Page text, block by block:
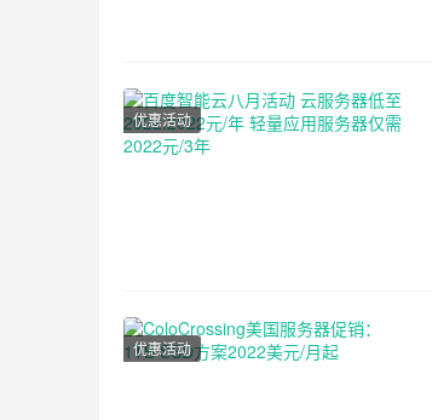
优惠活动
优惠活动